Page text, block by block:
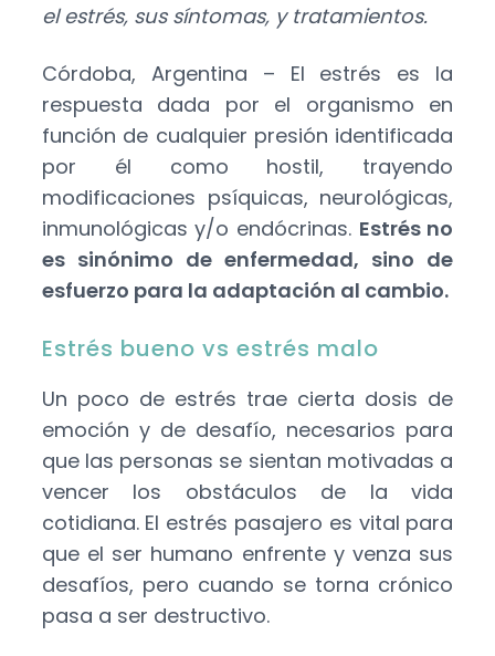
el estrés, sus síntomas, y tratamientos.
Córdoba, Argentina – El estrés es la
respuesta dada por el organismo en
función de cualquier presión identificada
por él como hostil, trayendo
modificaciones psíquicas, neurológicas,
inmunológicas y/o endócrinas. Estrés no
es sinónimo de enfermedad, sino de
esfuerzo para la adaptación al cambio.
Estrés bueno vs estrés malo
Un poco de estrés trae cierta dosis de
emoción y de desafío, necesarios para
que las personas se sientan motivadas a
vencer los obstáculos de la vida
cotidiana. El estrés pasajero es vital para
que el ser humano enfrente y venza sus
desafíos, pero cuando se torna crónico
pasa a ser destructivo.